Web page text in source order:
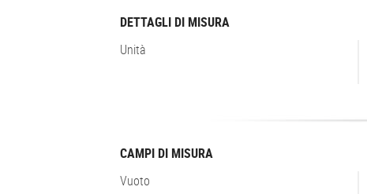
DETTAGLI DI MISURA
Unità
CAMPI DI MISURA
Vuoto